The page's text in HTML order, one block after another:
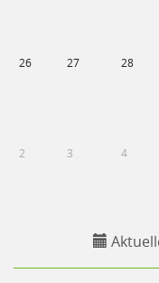
26 27 28
2 3 4